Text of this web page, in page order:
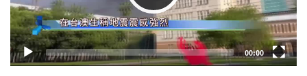
00:00